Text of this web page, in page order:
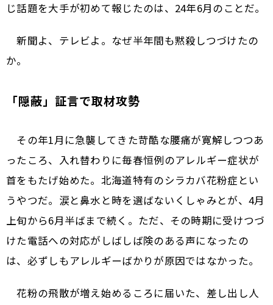
じ話題を大手が初めて報じたのは、24年6月のことだ。
新聞よ、テレビよ。なぜ半年間も黙殺しつづけたの
か。
「隠蔽」証言で取材攻勢
その年1月に急襲してきた苛酷な腰痛が寛解しつつあ
ったころ、入れ替わりに毎春恒例のアレルギー症状が
首をもたげ始めた。北海道特有のシラカバ花粉症とい
うやつだ。涙と鼻水と時を選ばないくしゃみとが、4月
上旬から6月半ばまで続く。ただ、その時期に受けつづ
けた電話への対応がしばしば険のある声になったの
は、必ずしもアレルギーばかりが原因ではなかった。
花粉の飛散が増え始めるころに届いた、差し出し人